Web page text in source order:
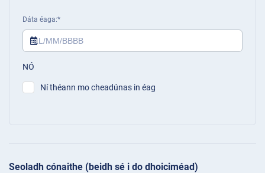
Dáta éaga
NÓ
Ní théann mo cheadúnas in éag
Seoladh cónaithe (beidh sé i do dhoiciméad)